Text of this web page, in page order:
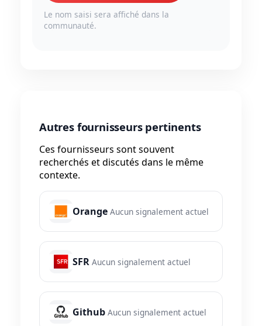
Le nom saisi sera affiché dans la
communauté.
Autres fournisseurs pertinents
Ces fournisseurs sont souvent
recherchés et discutés dans le même
contexte.
Orange Aucun signalement actuel
SFR Aucun signalement actuel
Github Aucun signalement actuel